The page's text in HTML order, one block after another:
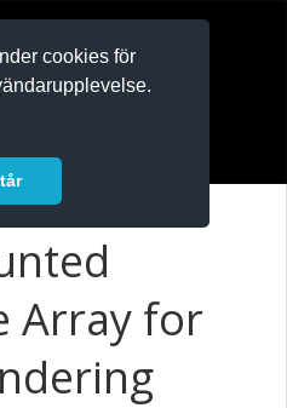
cookies för
Array for